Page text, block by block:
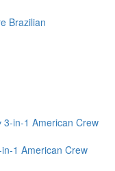
Brazilian
1 American Crew